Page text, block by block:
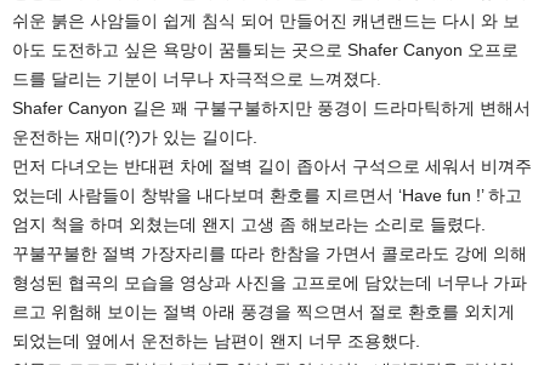
쉬운 붉은 사암들이 쉽게 침식 되어 만들어진 캐년랜드는 다시 와 보
아도 도전하고 싶은 욕망이 꿈틀되는 곳으로 Shafer Canyon 오프로
드를 달리는 기분이 너무나 자극적으로 느껴졌다.
Shafer Canyon 길은 꽤 구불구불하지만 풍경이 드라마틱하게 변해서
운전하는 재미(?)가 있는 길이다.
먼저 다녀오는 반대편 차에 절벽 길이 좁아서 구석으로 세워서 비껴주
었는데 사람들이 창밖을 내다보며 환호를 지르면서 ‘Have fun !’ 하고
엄지 척을 하며 외쳤는데 왠지 고생 좀 해보라는 소리로 들렸다.
꾸불꾸불한 절벽 가장자리를 따라 한참을 가면서 콜로라도 강에 의해
형성된 협곡의 모습을 영상과 사진을 고프로에 담았는데 너무나 가파
르고 위험해 보이는 절벽 아래 풍경을 찍으면서 절로 환호를 외치게
되었는데 옆에서 운전하는 남편이 왠지 너무 조용했다.